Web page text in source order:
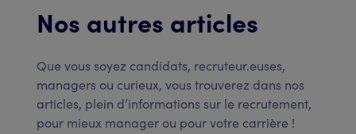
Nos autres articles
Que vous soyez candidats, recruteur.euses,
managers ou curieux, vous trouverez dans nos
articles, plein d’informations sur le recrutement,
pour mieux manager ou pour votre carrière !